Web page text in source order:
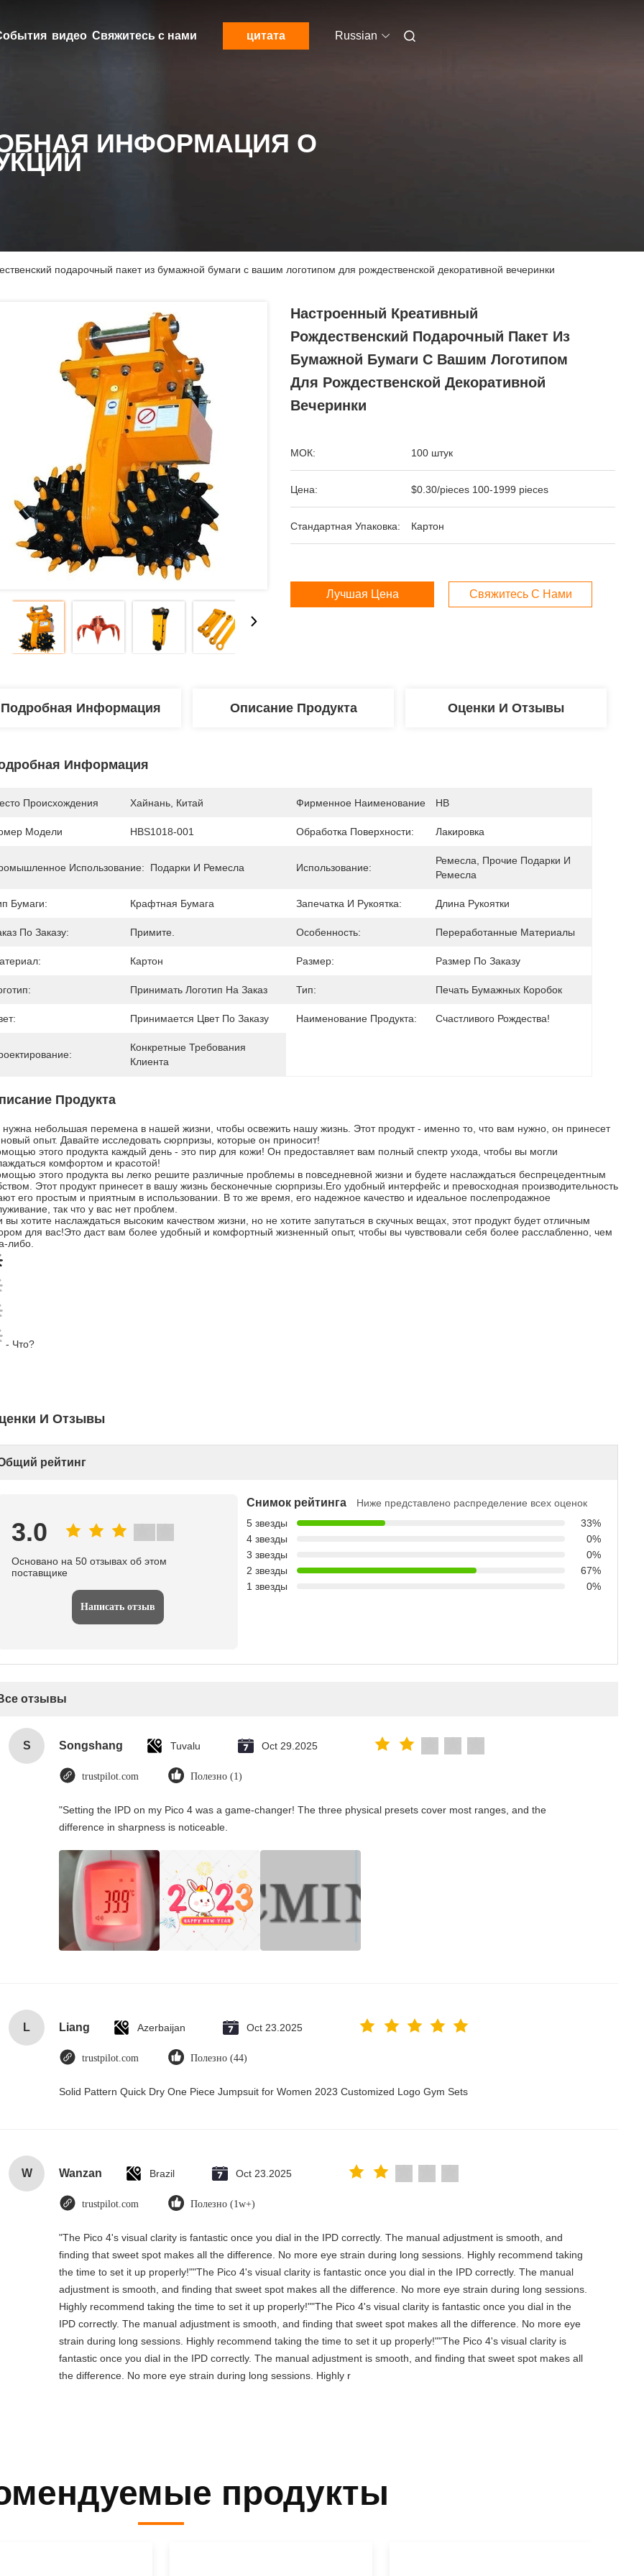
видео Свяжитесь с нами цитата Russian
ИНФОРМАЦИЯ О
подарочный пакет из бумажной бумаги с вашим логотипом для рождественской декоративной вечеринки
Настроенный Креативный
Рождественский Подарочный Пакет Из
Бумажной Бумаги С Вашим Логотипом
Для Рождественской Декоративной
Вечеринки
МОК: 100 штук
Цена: $0.30/pieces 100-1999 pieces
Стандартная Упаковка: Картон
Лучшая Цена Свяжитесь С Нами
Подробная Информация Описание Продукта Оценки И Отзывы
Информация
Происхождения Хайнань, Китай Фирменное Наименование HB
Модели HBS1018-001 Обработка Поверхности: Лакировка
Использование: Подарки И Ремесла Использование:
Ремесла, Прочие Подарки И
Ремесла
Бумаги: Крафтная Бумага Запечатка И Рукоятка: Длина Рукоятки
По Заказу: Примите. Особенность: Переработанные Материалы
Картон Размер: Размер По Заказу
Принимать Логотип На Заказ Тип: Печать Бумажных Коробок
Принимается Цвет По Заказу Наименование Продукта: Счастливого Рождества!
Конкретные Требования
Клиента
Продукта
небольшая перемена в нашей жизни, чтобы освежить нашу жизнь. Этот продукт - именно то, что вам нужно, он принесет
опыт. Давайте исследовать сюрпризы, которые он приносит!
этого продукта каждый день - это пир для кожи! Он предоставляет вам полный спектр ухода, чтобы вы могли
комфортом и красотой!
этого продукта вы легко решите различные проблемы в повседневной жизни и будете наслаждаться беспрецедентным
Этот продукт принесет в вашу жизнь бесконечные сюрпризы.Его удобный интерфейс и превосходная производительность
его простым и приятным в использовании. В то же время, его надежное качество и идеальное послепродажное
так что у вас нет проблем.
вы хотите наслаждаться высоким качеством жизни, но не хотите запутаться в скучных вещах, этот продукт будет отличным
для вас!Это даст вам более удобный и комфортный жизненный опыт, чтобы вы чувствовали себя более расслабленно, чем
либо.
- Что?
И Отзывы
рейтинг
3.0
Основано на 50 отзывах об этом
поставщике
Написать отзыв
Снимок рейтинга
Ниже представлено распределение всех оценок
5 звезды
33%
4 звезды
0%
3 звезды
0%
2 звезды
67%
1 звезды
0%
отзывы
S Songshang Tuvalu Oct 29.2025
trustpilot.com Полезно (1)
"Setting the IPD on my Pico 4 was a game-changer! The three physical presets cover most ranges, and the
difference in sharpness is noticeable.
L Liang Azerbaijan Oct 23.2025
trustpilot.com Полезно (44)
Solid Pattern Quick Dry One Piece Jumpsuit for Women 2023 Customized Logo Gym Sets
W Wanzan Brazil Oct 23.2025
trustpilot.com Полезно (1w+)
"The Pico 4's visual clarity is fantastic once you dial in the IPD correctly. The manual adjustment is smooth, and
finding that sweet spot makes all the difference. No more eye strain during long sessions. Highly recommend taking
the time to set it up properly!""The Pico 4's visual clarity is fantastic once you dial in the IPD correctly. The manual
adjustment is smooth, and finding that sweet spot makes all the difference. No more eye strain during long sessions.
Highly recommend taking the time to set it up properly!""The Pico 4's visual clarity is fantastic once you dial in the
IPD correctly. The manual adjustment is smooth, and finding that sweet spot makes all the difference. No more eye
strain during long sessions. Highly recommend taking the time to set it up properly!""The Pico 4's visual clarity is
fantastic once you dial in the IPD correctly. The manual adjustment is smooth, and finding that sweet spot makes all
the difference. No more eye strain during long sessions. Highly r
продукты